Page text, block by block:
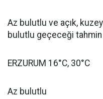
Az bulutlu ve açık,
bulutlu geçeceği tahmin
ERZURUM 16°C, 30°C
Az bulutlu